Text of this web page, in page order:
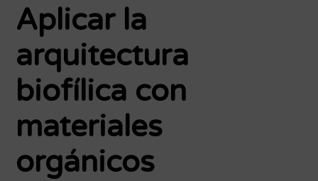
Aplicar la
arquitectura
biofílica con
materiales
orgánicos